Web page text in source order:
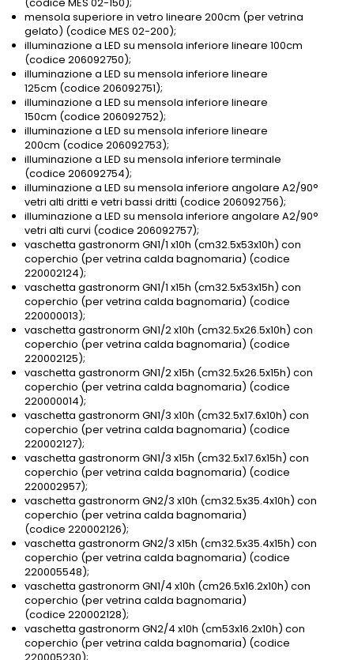
(codice MES 02-150);
mensola superiore in vetro lineare 200cm (per vetrina
gelato) (codice MES 02-200);
illuminazione a LED su mensola inferiore lineare 100cm
(codice 206092750);
illuminazione a LED su mensola inferiore lineare
125cm (codice 206092751);
illuminazione a LED su mensola inferiore lineare
150cm (codice 206092752);
illuminazione a LED su mensola inferiore lineare
200cm (codice 206092753);
illuminazione a LED su mensola inferiore terminale
(codice 206092754);
illuminazione a LED su mensola inferiore angolare A2/90°
vetri alti dritti e vetri bassi dritti (codice 206092756);
illuminazione a LED su mensola inferiore angolare A2/90°
vetri alti curvi (codice 206092757);
vaschetta gastronorm GN1/1 x10h (cm32.5x53x10h) con
coperchio (per vetrina calda bagnomaria) (codice
220002124);
vaschetta gastronorm GN1/1 x15h (cm32.5x53x15h) con
coperchio (per vetrina calda bagnomaria) (codice
220000013);
vaschetta gastronorm GN1/2 x10h (cm32.5x26.5x10h) con
coperchio (per vetrina calda bagnomaria) (codice
220002125);
vaschetta gastronorm GN1/2 x15h (cm32.5x26.5x15h) con
coperchio (per vetrina calda bagnomaria) (codice
220000014);
vaschetta gastronorm GN1/3 x10h (cm32.5x17.6x10h) con
coperchio (per vetrina calda bagnomaria) (codice
220002127);
vaschetta gastronorm GN1/3 x15h (cm32.5x17.6x15h) con
coperchio (per vetrina calda bagnomaria) (codice
220002957);
vaschetta gastronorm GN2/3 x10h (cm32.5x35.4x10h) con
coperchio (per vetrina calda bagnomaria)
(codice 220002126);
vaschetta gastronorm GN2/3 x15h (cm32.5x35.4x15h) con
coperchio (per vetrina calda bagnomaria) (codice
220005548);
vaschetta gastronorm GN1/4 x10h (cm26.5x16.2x10h) con
coperchio (per vetrina calda bagnomaria)
(codice 220002128);
vaschetta gastronorm GN2/4 x10h (cm53x16.2x10h) con
coperchio (per vetrina calda bagnomaria) (codice